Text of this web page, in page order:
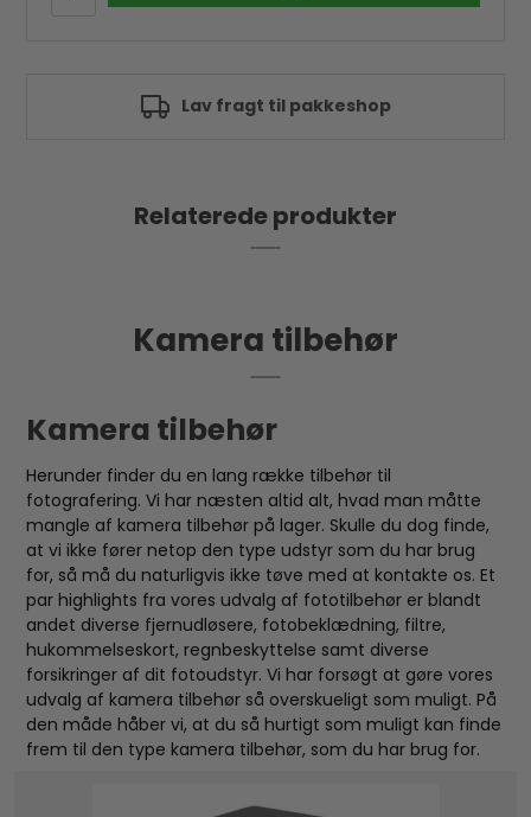
Godkendt af e-mærket
Relaterede produkter
Kamera tilbehør
Kamera tilbehør
Herunder finder du en lang række tilbehør til
fotografering. Vi har næsten altid alt, hvad man måtte
mangle af kamera tilbehør på lager. Skulle du dog finde,
at vi ikke fører netop den type udstyr som du har brug
for, så må du naturligvis ikke tøve med at kontakte os. Et
par highlights fra vores udvalg af fototilbehør er blandt
andet diverse fjernudløsere, fotobeklædning, filtre,
hukommelseskort, regnbeskyttelse samt diverse
forsikringer af dit fotoudstyr. Vi har forsøgt at gøre vores
udvalg af kamera tilbehør så overskueligt som muligt. På
den måde håber vi, at du så hurtigt som muligt kan finde
frem til den type kamera tilbehør, som du har brug for.